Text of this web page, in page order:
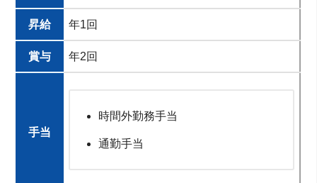
昇給 年1回
賞与 年2回
手当
時間外勤務手当
通勤手当